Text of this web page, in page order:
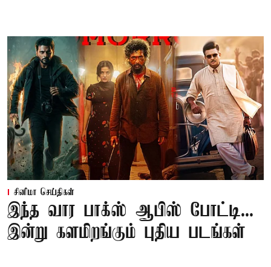
சினிமா செய்திகள்
இந்த வார பாக்ஸ் ஆபிஸ் போட்டி...
இன்று களமிறங்கும் புதிய படங்கள்